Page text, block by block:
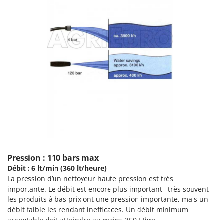
Rafraîchisseurs d'air par évaporation
Rampes de chargement en aluminium
Râpes à fromage électriques
Rouleaux pour tracteur
S
Scies à os
Scies à Ruban
I
Idromatic
Il-Tec
Imperia
Infaco
Intec
Pression : 110 bars max
Débit : 6 lt/min (360 lt/heure)
La pression d’un nettoyeur haute pression est très
importante. Le débit est encore plus important : très souvent
les produits à bas prix ont une pression importante, mais un
débit faible les rendant inefficaces. Un débit minimum